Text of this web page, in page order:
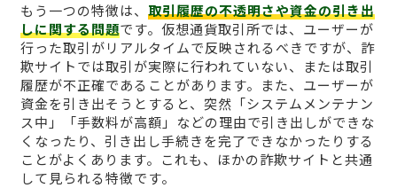
もう一つの特徴は、 取引履歴の不透明さや資金の引き出
しに関する問題です。仮想通貨取引所では、ユーザーが
行った取引がリアルタイムで反映されるべきですが、詐
欺サイトでは取引が実際に行われていない、または取引
履歴が不正確であることがあります。また、ユーザーが
資金を引き出そうとすると、突然「システムメンテナン
ス中」「手数料が高額」などの理由で引き出しができな
くなったり、引き出し手続きを完了できなかったりする
ことがよくあります。これも、ほかの詐欺サイトと共通
して見られる特徴です。